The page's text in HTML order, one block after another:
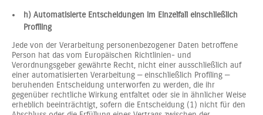
h) Automatisierte Entscheidungen im Einzelfall einschließlich
Profiling
Jede von der Verarbeitung personenbezogener Daten betroffene
Person hat das vom Europäischen Richtlinien- und
Verordnungsgeber gewährte Recht, nicht einer ausschließlich auf
einer automatisierten Verarbeitung — einschließlich Profiling —
beruhenden Entscheidung unterworfen zu werden, die ihr
gegenüber rechtliche Wirkung entfaltet oder sie in ähnlicher Weise
erheblich beeinträchtigt, sofern die Entscheidung (1) nicht für den